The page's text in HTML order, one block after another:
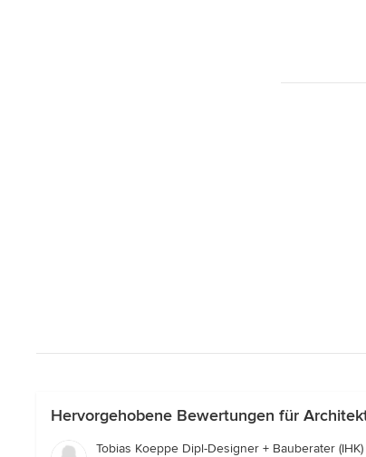
Hervorgehobene Bewertungen für
Tobias Koeppe Dipl-Designer + Bauberater (IHK)